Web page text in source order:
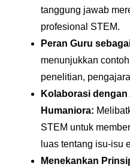
tanggung jawab
profesional STEM.
Peran Guru
menunjukkan
penelitian,
Kolaborasi
Humaniora:
STEM untuk
luas tentang isu-isu
Menekankan